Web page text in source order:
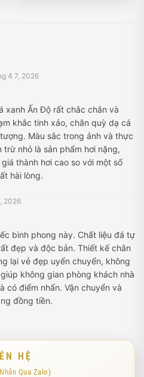
4 7, 2026
xanh Ấn Độ rất chắc chắn và
khắc tinh xảo, chân quỳ dạ cá
Màu sắc trong ảnh và thực
nhỏ là sản phẩm hơi nặng,
thành hơi cao so với một số
hài lòng.
2026
bình phong này. Chất liệu đá tự
đẹp và độc bản. Thiết kế chân
lại vẻ đẹp uyển chuyển, không
không gian phòng khách nhà
có điểm nhấn. Vận chuyển và
đồng tiền.
HỆ
Qua Zalo)